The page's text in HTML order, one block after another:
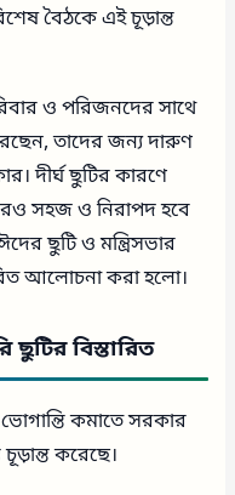
বৈঠকে এই চূড়ান্ত
ও পরিজনদের সাথে
তাদের জন্য দারুণ
দীর্ঘ ছুটির কারণে
সহজ ও নিরাপদ হবে
ছুটি ও মন্ত্রিসভার
আলোচনা করা হলো।
বিস্তারিত
কমাতে সরকার
করেছে।